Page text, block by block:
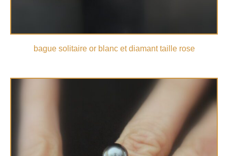
bague solitaire or blanc et diamant taille rose